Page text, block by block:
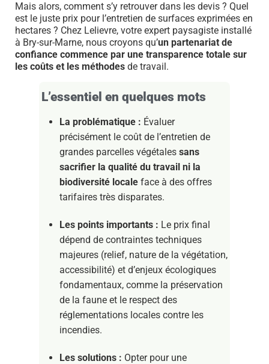
Mais alors, comment s’y retrouver dans les devis ? Quel
est le juste prix pour l’entretien de surfaces exprimées en
hectares ? Chez Lelievre, votre expert paysagiste installé
à Bry-sur-Marne, nous croyons qu’un partenariat de
confiance commence par une transparence totale sur
les coûts et les méthodes de travail.
L’essentiel en quelques mots
La problématique : Évaluer
précisément le coût de l’entretien de
grandes parcelles végétales sans
sacrifier la qualité du travail ni la
biodiversité locale face à des offres
tarifaires très disparates.
Les points importants : Le prix final
dépend de contraintes techniques
majeures (relief, nature de la végétation,
accessibilité) et d’enjeux écologiques
fondamentaux, comme la préservation
de la faune et le respect des
réglementations locales contre les
incendies.
Les solutions : Opter pour une